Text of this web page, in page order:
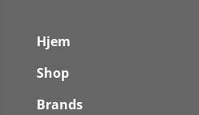
Hjem
Shop
Brands